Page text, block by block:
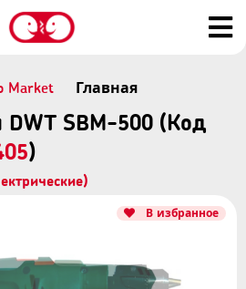
Market Главная
SBM-500 (Код
)
В избранное